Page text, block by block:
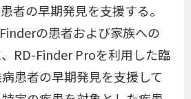
者の早期発見を支援する。
の患者および家族への
RD-Finder Proを利用した臨
患者の早期発見を支援して